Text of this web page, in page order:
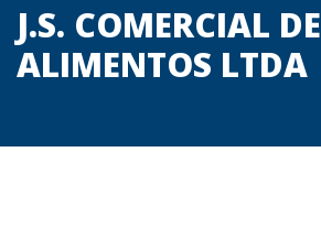
J.S. COMERCIAL DE
ALIMENTOS LTDA